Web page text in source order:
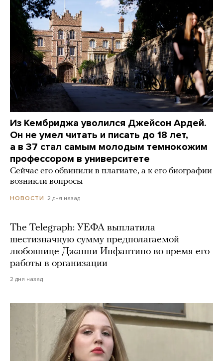
Из Кембриджа уволился Джейсон Ардей.
Он не умел читать и писать до 18 лет,
а в 37 стал самым молодым темнокожим
профессором в университете
Сейчас его обвинили в плагиате, а к его биографии
возникли вопросы
НОВОСТИ 2 дня назад
The Telegraph: УЕФА выплатила
шестизначную сумму предполагаемой
любовнице Джанни Инфантино во время его
работы в организации
2 дня назад